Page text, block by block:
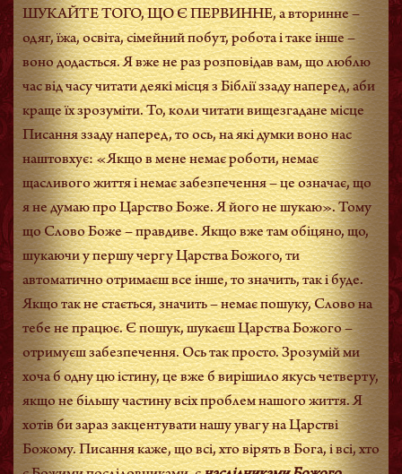
ШУКАЙТЕ ТОГО, ЩО Є ПЕРВИННЕ, а вторинне –
одяг, їжа, освіта, сімейний побут, робота і таке інше –
воно додасться. Я вже не раз розповідав вам, що люблю
час від часу читати деякі місця з Біблії ззаду наперед, аби
краще їх зрозуміти. То, коли читати вищезгадане місце
Писання ззаду наперед, то ось, на які думки воно нас
наштовхує: «Якщо в мене немає роботи, немає
щасливого життя і немає забезпечення – це означає, що
я не думаю про Царство Боже. Я його не шукаю». Тому
що Слово Боже – правдиве. Якщо вже там обіцяно, що,
шукаючи у першу чергу Царства Божого, ти
автоматично отримаєш все інше, то значить, так і буде.
Якщо так не стається, значить – немає пошуку, Слово на
тебе не працює. Є пошук, шукаєш Царства Божого –
отримуєш забезпечення. Ось так просто. Зрозумій ми
хоча б одну цю істину, це вже б вирішило якусь четверту,
якщо не більшу частину всіх проблем нашого життя. Я
хотів би зараз закцентувати нашу увагу на Царстві
Божому. Писання каже, що всі, хто вірять в Бога, і всі, хто